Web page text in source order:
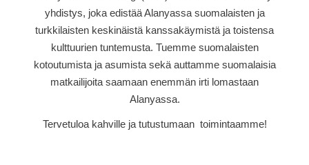
yhdistys, joka edistää Alanyassa suomalaisten ja
turkkilaisten keskinäistä kanssakäymistä ja toistensa
kulttuurien tuntemusta. Tuemme suomalaisten
kotoutumista ja asumista sekä auttamme suomalaisia
matkailijoita saamaan enemmän irti lomastaan
Alanyassa.
Tervetuloa kahville ja tutustumaan toimintaamme!